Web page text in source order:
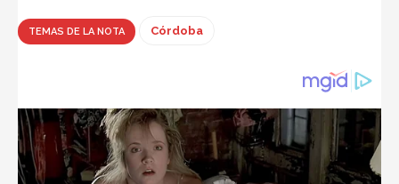
TEMAS DE LA NOTA Córdoba